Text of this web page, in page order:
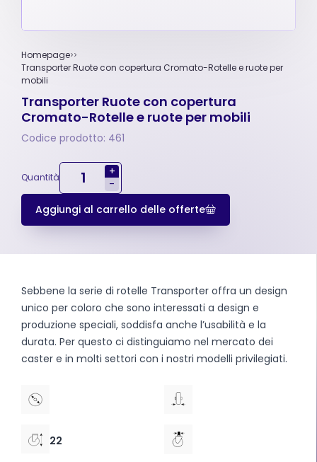
Homepage
Transporter Ruote con copertura Cromato-Rotelle e ruote per
mobili
Transporter Ruote con copertura
Cromato-Rotelle e ruote per mobili
Codice prodotto: 461
Quantità
+
-
Aggiungi al carrello delle offerte
Sebbene la serie di rotelle Transporter offra un design
unico per coloro che sono interessati a design e
produzione speciali, soddisfa anche l’usabilità e la
durata. Per questo ci distinguiamo nel mercato dei
caster e in molti settori con i nostri modelli privilegiati.
22